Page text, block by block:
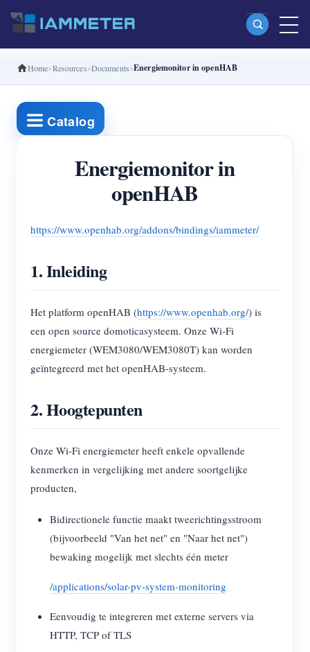
Producten
Enkelfasige Wi-Fi-energiemeter (WEM3080)
Split-phase Wi-Fi-energiemeter (WEM2067)
Driefasige Wi-Fi-energiemeter (WEM3046T)
WiFi-vermogenscontroller
IAMMETER Cloud Pro
Self-hostingservice
EV-lader
IAMMETER-simulator
Virtuele meter
Toepassingen
Energiemonitor voor zonne-PV-systemen
Monitor voor elektriciteitsverbruik
Energiemonitoring voor fabrieken
Winkel
Documentatie
Tutorialvideo
FAQ
Nieuws
Blogs
Community
Contributorprogramma
Contributor Center
IAMMETER-activiteiten
Forum
Oplossingen
Over ons
Home Resources Documents Energiemonitor in openHAB
Catalog
Energiemonitor in
openHAB
https://www.openhab.org/addons/bindings/iammeter/
1. Inleiding
Het platform openHAB (https://www.openhab.org/) is
een open source domoticasysteem. Onze Wi-Fi
energiemeter (WEM3080/WEM3080T) kan worden
geïntegreerd met het openHAB-systeem.
2. Hoogtepunten
Onze Wi-Fi energiemeter heeft enkele opvallende
kenmerken in vergelijking met andere soortgelijke
producten,
Bidirectionele functie maakt tweerichtingsstroom
(bijvoorbeeld "Van het net" en "Naar het net")
bewaking mogelijk met slechts één meter
/applications/solar-pv-system-monitoring
Eenvoudig te integreren met externe servers via
HTTP, TCP of TLS